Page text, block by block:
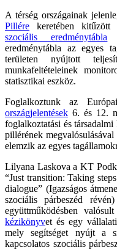
A térség országainak
Pillére keretében kitűzött
szociális eredménytábla
eredménytábla az egyes
területen nyújtott
munkafeltételeinek
statisztikai eszköz.
Foglalkoztunk az
országjelentések 6. és 12.
foglalkoztatási és
pillérének
elemzik az egyes
Lilyana Laskova a KT
“Just transition: Taking
dialogue” (Igazságos
szociális párbeszéd
együttműködésben
kézikönyvet és egy
mely segítséget nyújt a
kapcsolatos szociális